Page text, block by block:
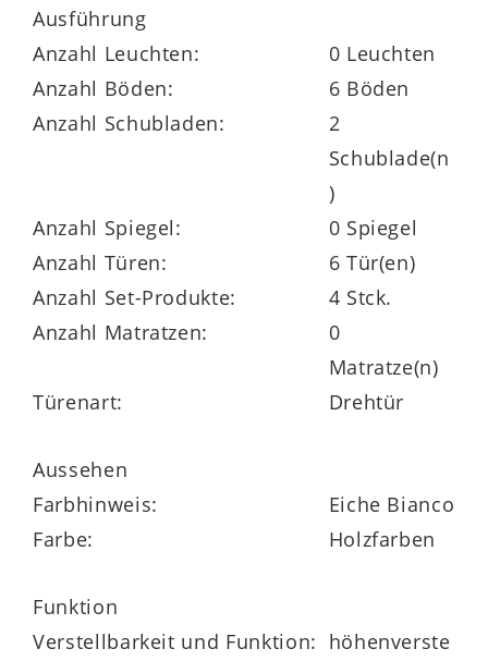
sechstüriger
Kleiderböden und drei Metall-
Kleiderstangen
Maße ca. 300 x 216 x 58 cm (B/LxHxT)
Doppelbettgestell
mit Polsterkopfteil und
vierfach höhenverstellbarer Einlegetiefe
Liegefläche ca. 180 x 200 cm (BxL)
Matratzen und Lattenrahmen nicht im
Preis enthalten
Ausführung
Anzahl Leuchten:
0 Leuchten
Anzahl Böden:
6 Böden
Anzahl Schubladen:
2
Schublade(n
)
Anzahl Spiegel:
0 Spiegel
Anzahl Türen:
6 Tür(en)
Anzahl Set-Produkte:
4 Stck.
Anzahl Matratzen:
0
Matratze(n)
Türenart:
Drehtür
Aussehen
Farbhinweis:
Eiche Bianco
Farbe:
Holzfarben
Funktion
Verstellbarkeit und Funktion: höhenverste